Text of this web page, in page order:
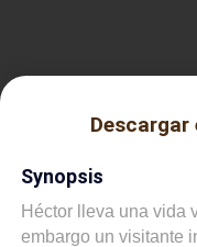
Synopsis
Héctor lleva una vida
embargo un visitante